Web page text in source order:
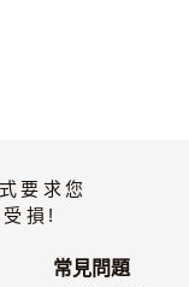
要求您
損!
常見問題